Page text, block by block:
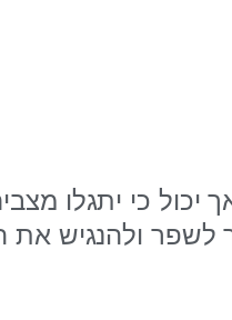
כי יתגלו
לשפר ולהנגיש את